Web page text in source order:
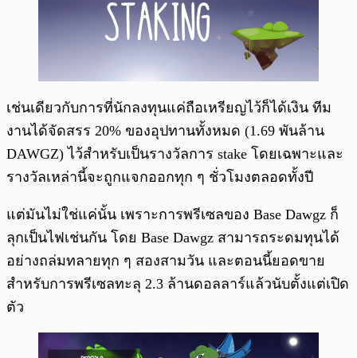
เช่นเดียวกับการที่นักลงทุนแค่ถือเหรียญไว้ก็ได้เงิน ทีม
งานได้จัดสรร 20% ของอุปทานทั้งหมด (1.69 พันล้าน
DAWGZ) ไว้สำหรับเป็นรางวัลการ stake โดยเฉพาะและ
รางวัลเหล่านี้จะถูกแจกออกทุก ๆ ชั่วโมงตลอดทั้งปี
แต่มันไม่ใช่แค่นั้น เพราะการพรีเซลของ Base Dawgz ก็
ลุกเป็นไฟเช่นกัน โดย Base Dawgz สามารถระดมทุนได้
อย่างถล่มทลายทุก ๆ สองสามวัน และตอนนี้ยอดขาย
สำหรับการพรีเซลทะลุ 2.3 ล้านดอลลาร์แล้วนับตั้งแต่เปิด
ตัว